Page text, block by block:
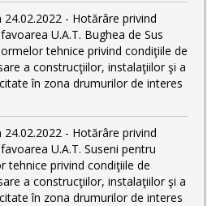
- Hotărâre privind
U.A.T. Bughea de Sus
tehnice privind condiţiile de
a construcţiilor, instalaţiilor şi a
în zona drumurilor de interes
- Hotărâre privind
U.A.T. Suseni pentru
tehnice privind condiţiile de
a construcţiilor, instalaţiilor şi a
în zona drumurilor de interes